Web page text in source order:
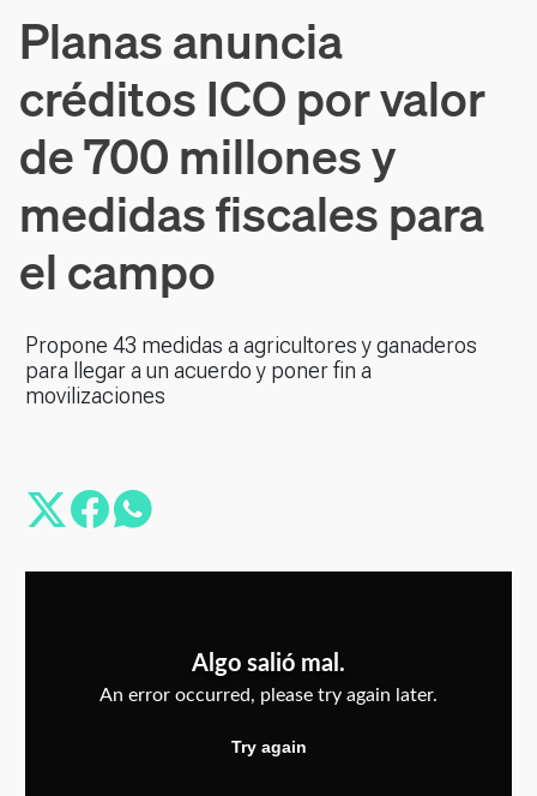
Planas anuncia
créditos ICO por valor
de 700 millones y
medidas fiscales para
el campo
Propone 43 medidas a agricultores y ganaderos
para llegar a un acuerdo y poner fin a
movilizaciones